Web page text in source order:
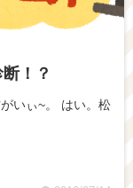
！？
いぃ~。 はい。松